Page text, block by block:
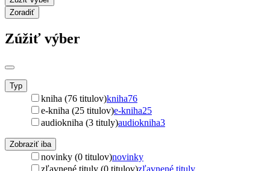
Zoradiť
Zúžiť výber
Typ
kniha (76 titulov)kniha76
e-kniha (25 titulov)e-kniha25
audiokniha (3 tituly)audiokniha3
Zobraziť iba
novinky (0 titulov)novinky
zľavnené tituly (0 titulov)zľavnené tituly